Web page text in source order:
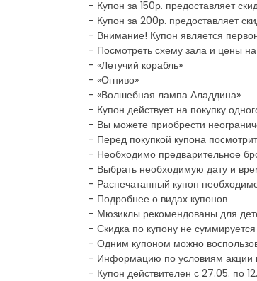
- Купон за 150р. предоставляет
- Купон за 200р. предоставляет
- Внимание! Купон является
- Посмотреть схему зала и цены
- «Летучий корабль»
- «Огниво»
- «Волшебная лампа Аладдина»
- Купон действует на покупку
- Вы можете приобрести
- Перед покупкой купона
- Необходимо предварительное
- Выбрать необходимую дату и
- Распечатанный купон
- Подробнее о видах купонов
- Мюзиклы рекомендованы для
- Скидка по купону не
- Одним купоном можно
- Информацию по условиям акции
- Купон действителен с 27.05. по